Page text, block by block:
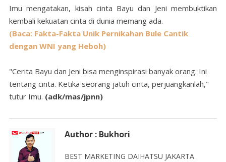
Imu mengatakan, kisah cinta Bayu dan Jeni membuktikan
kembali kekuatan cinta di dunia memang ada.
(Baca: Fakta-Fakta Unik Pernikahan Bule Cantik
dengan WNI yang Heboh)
"Cerita Bayu dan Jeni bisa menginspirasi banyak orang. Ini
tentang cinta. Ketika seorang jatuh cinta, perjuangkanlah,"
tutur Imu. (adk/mas/jpnn)
Author : Bukhori
BEST MARKETING DAIHATSU JAKARTA